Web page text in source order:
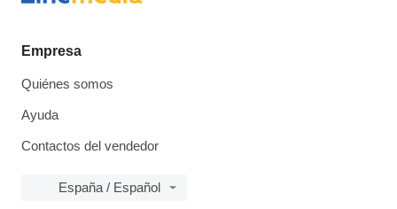
Empresa
Quiénes somos
Ayuda
Contactos del vendedor
España / Español